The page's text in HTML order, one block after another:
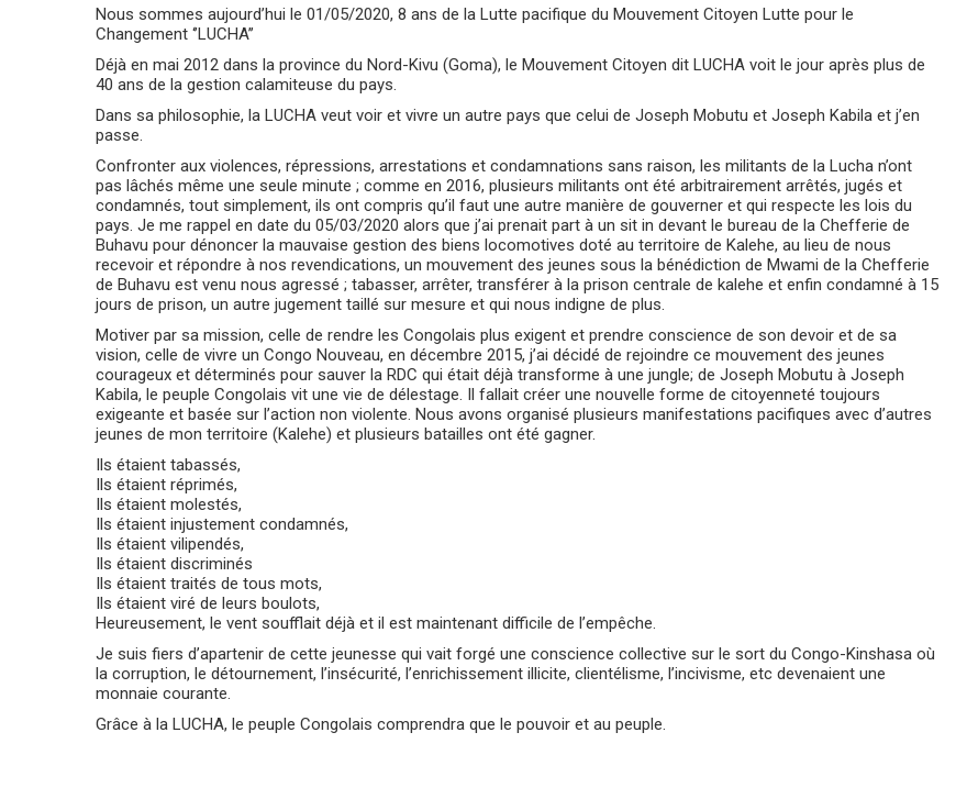
Nous sommes aujourd’hui le 01/05/2020, 8 ans de la Lutte pacifique du Mouvement Citoyen Lutte pour le
Changement ‘’LUCHA’’
Déjà en mai 2012 dans la province du Nord-Kivu (Goma), le Mouvement Citoyen dit LUCHA voit le jour après plus de
40 ans de la gestion calamiteuse du pays.
Dans sa philosophie, la LUCHA veut voir et vivre un autre pays que celui de Joseph Mobutu et Joseph Kabila et j’en
passe.
Confronter aux violences, répressions, arrestations et condamnations sans raison, les militants de la Lucha n’ont
pas lâchés même une seule minute ; comme en 2016, plusieurs militants ont été arbitrairement arrêtés, jugés et
condamnés, tout simplement, ils ont compris qu’il faut une autre manière de gouverner et qui respecte les lois du
pays. Je me rappel en date du 05/03/2020 alors que j’ai prenait part à un sit in devant le bureau de la Chefferie de
Buhavu pour dénoncer la mauvaise gestion des biens locomotives doté au territoire de Kalehe, au lieu de nous
recevoir et répondre à nos revendications, un mouvement des jeunes sous la bénédiction de Mwami de la Chefferie
de Buhavu est venu nous agressé ; tabasser, arrêter, transférer à la prison centrale de kalehe et enfin condamné à 15
jours de prison, un autre jugement taillé sur mesure et qui nous indigne de plus.
Motiver par sa mission, celle de rendre les Congolais plus exigent et prendre conscience de son devoir et de sa
vision, celle de vivre un Congo Nouveau, en décembre 2015, j’ai décidé de rejoindre ce mouvement des jeunes
courageux et déterminés pour sauver la RDC qui était déjà transforme à une jungle; de Joseph Mobutu à Joseph
Kabila, le peuple Congolais vit une vie de délestage. Il fallait créer une nouvelle forme de citoyenneté toujours
exigeante et basée sur l’action non violente. Nous avons organisé plusieurs manifestations pacifiques avec d’autres
jeunes de mon territoire (Kalehe) et plusieurs batailles ont été gagner.
Ils étaient tabassés,
Ils étaient réprimés,
Ils étaient molestés,
Ils étaient injustement condamnés,
Ils étaient vilipendés,
Ils étaient discriminés
Ils étaient traités de tous mots,
Ils étaient viré de leurs boulots,
Heureusement, le vent soufflait déjà et il est maintenant difficile de l’empêche.
Je suis fiers d’apartenir de cette jeunesse qui vait forgé une conscience collective sur le sort du Congo-Kinshasa où
la corruption, le détournement, l’insécurité, l’enrichissement illicite, clientélisme, l’incivisme, etc devenaient une
monnaie courante.
Grâce à la LUCHA, le peuple Congolais comprendra que le pouvoir et au peuple.